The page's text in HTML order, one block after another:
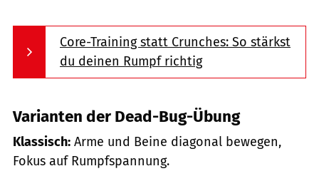
Core-Training statt Crunches: So stärkst
du deinen Rumpf richtig
Varianten der Dead-Bug-Übung
Klassisch: Arme und Beine diagonal bewegen,
Fokus auf Rumpfspannung.